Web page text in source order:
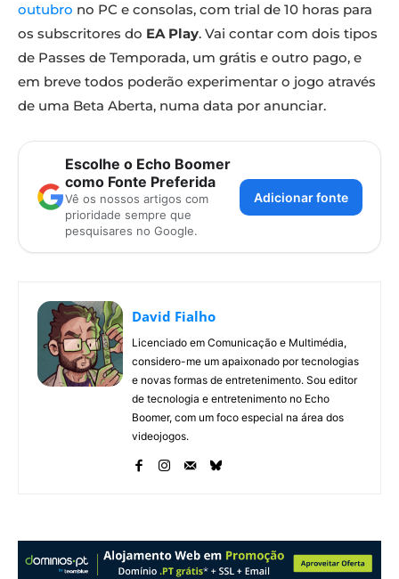
outubro no PC e consolas, com trial de 10 horas para
os subscritores do EA Play. Vai contar com dois tipos
de Passes de Temporada, um grátis e outro pago, e
em breve todos poderão experimentar o jogo através
de uma Beta Aberta, numa data por anunciar.
Escolhe o Echo Boomer
como Fonte Preferida
Vê os nossos artigos com
prioridade sempre que
pesquisares no Google.
Adicionar fonte
David Fialho
Licenciado em Comunicação e Multimédia,
considero-me um apaixonado por tecnologias
e novas formas de entretenimento. Sou editor
de tecnologia e entretenimento no Echo
Boomer, com um foco especial na área dos
videojogos.